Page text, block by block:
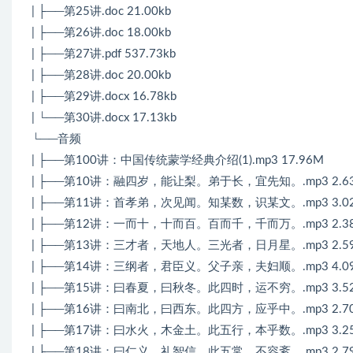
| ├──第25讲.doc 21.00kb
| ├──第26讲.doc 18.00kb
| ├──第27讲.pdf 537.73kb
| ├──第28讲.doc 20.00kb
| ├──第29讲.docx 16.78kb
| └──第30讲.docx 17.13kb
└──音频
| ├──第100讲：中国传统蒙学经典介绍(1).mp3 17.96M
| ├──第10讲：融四岁，能让梨。弟于长，宜先知。.mp3
| ├──第11讲：首孝弟，次见闻。知某数，识某文。.mp3
| ├──第12讲：一而十，十而百。百而千，千而万。.mp3
| ├──第13讲：三才者，天地人。三光者，日月星。.mp3
| ├──第14讲：三纲者，君臣义。父子亲，夫妇顺。.mp3
| ├──第15讲：曰春夏，曰秋冬。此四时，运不穷。.mp3
| ├──第16讲：曰南北，曰西东。此四方，应乎中。.mp3
| ├──第17讲：曰水火，木金土。此五行，本乎数。.mp3